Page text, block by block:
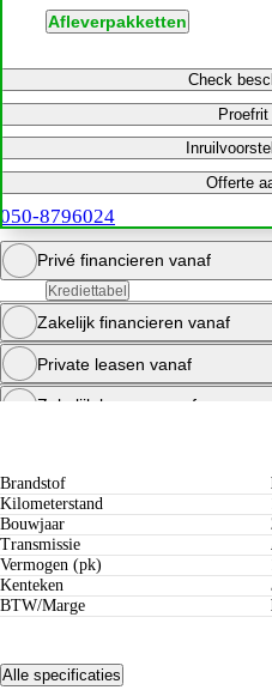
Afleverpakketten
Check
Offerte
050-8796024
Privé financieren vanaf
Krediettabel
Bereken
Offerte
Zakelijk financieren vanaf
Bereken
Private leasen vanaf
Zakelijk leasen vanaf
Brandstof
Kilometerstand
Bouwjaar
Transmissie
Vermogen (pk)
Kenteken
BTW/Marge
Alle specificaties